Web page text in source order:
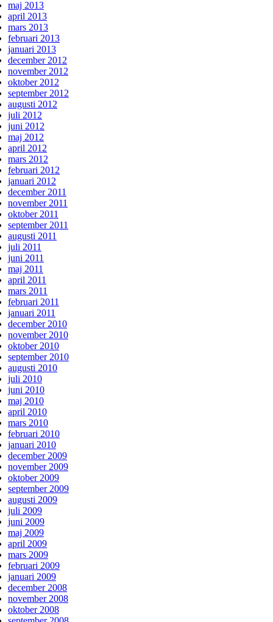
maj 2013
april 2013
mars 2013
februari 2013
januari 2013
december 2012
november 2012
oktober 2012
september 2012
augusti 2012
juli 2012
juni 2012
maj 2012
april 2012
mars 2012
februari 2012
januari 2012
december 2011
november 2011
oktober 2011
september 2011
augusti 2011
juli 2011
juni 2011
maj 2011
april 2011
mars 2011
februari 2011
januari 2011
december 2010
november 2010
oktober 2010
september 2010
augusti 2010
juli 2010
juni 2010
maj 2010
april 2010
mars 2010
februari 2010
januari 2010
december 2009
november 2009
oktober 2009
september 2009
augusti 2009
juli 2009
juni 2009
maj 2009
april 2009
mars 2009
februari 2009
januari 2009
december 2008
november 2008
oktober 2008